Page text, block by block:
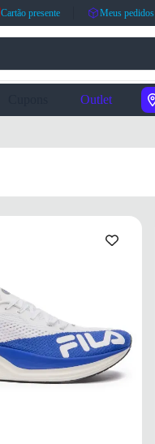
Cartão presente Meus pedidos
Outlet